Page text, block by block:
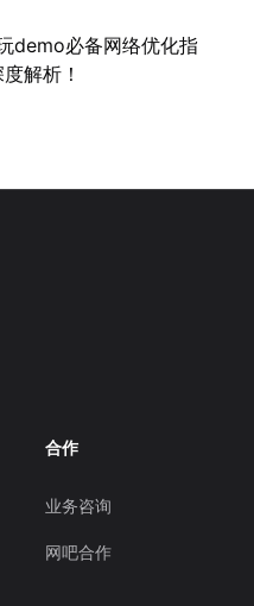
demo必备网络优化指
解析！
合作
业务咨询
网吧合作